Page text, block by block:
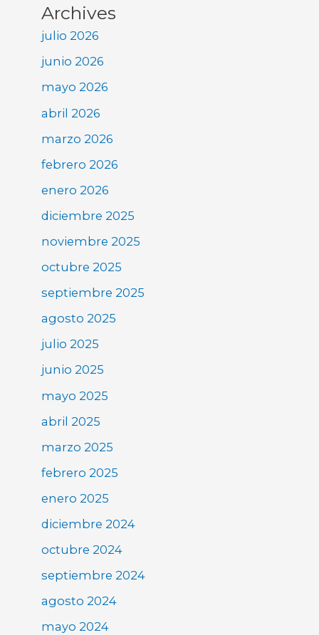
Archives
julio 2026
junio 2026
mayo 2026
abril 2026
marzo 2026
febrero 2026
enero 2026
diciembre 2025
noviembre 2025
octubre 2025
septiembre 2025
agosto 2025
julio 2025
junio 2025
mayo 2025
abril 2025
marzo 2025
febrero 2025
enero 2025
diciembre 2024
octubre 2024
septiembre 2024
agosto 2024
mayo 2024